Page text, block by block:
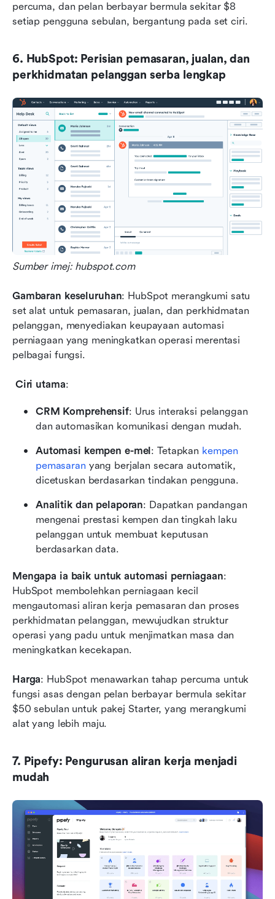
percuma, dan pelan berbayar bermula sekitar $8
setiap pengguna sebulan, bergantung pada set ciri.
6. HubSpot: Perisian pemasaran, jualan, dan
perkhidmatan pelanggan serba lengkap
Sumber imej: hubspot.com
Gambaran keseluruhan: HubSpot merangkumi satu
set alat untuk pemasaran, jualan, dan perkhidmatan
pelanggan, menyediakan keupayaan automasi
perniagaan yang meningkatkan operasi merentasi
pelbagai fungsi.
Ciri utama:
CRM Komprehensif: Urus interaksi pelanggan
dan automasikan komunikasi dengan mudah.
Automasi kempen e-mel : Tetapkan kempen
pemasaran yang berjalan secara automatik,
dicetuskan berdasarkan tindakan pengguna.
Analitik dan pelaporan: Dapatkan pandangan
mengenai prestasi kempen dan tingkah laku
pelanggan untuk membuat keputusan
berdasarkan data.
Mengapa ia baik untuk automasi perniagaan:
HubSpot membolehkan perniagaan kecil
mengautomasi aliran kerja pemasaran dan proses
perkhidmatan pelanggan, mewujudkan struktur
operasi yang padu untuk menjimatkan masa dan
meningkatkan kecekapan.
Harga: HubSpot menawarkan tahap percuma untuk
fungsi asas dengan pelan berbayar bermula sekitar
$50 sebulan untuk pakej Starter, yang merangkumi
alat yang lebih maju.
7. Pipefy: Pengurusan aliran kerja menjadi
mudah